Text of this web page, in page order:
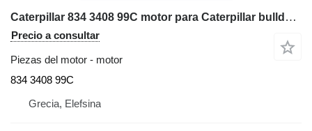
Caterpillar 834 3408 99C motor para Caterpillar bulldozer
Precio a consultar
Piezas del motor - motor
834 3408 99C
Grecia, Elefsina